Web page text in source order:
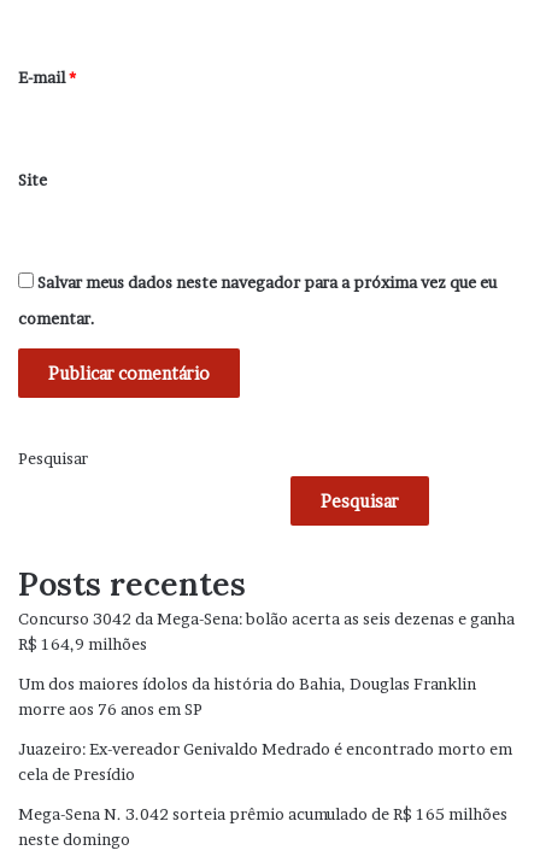
*
E-mail*
Site
Salvar meus dados neste navegador para a próxima vez que eu
comentar.
Pesquisar
Pesquisar
Posts recentes
Concurso 3042 da Mega-Sena: bolão acerta as seis dezenas e ganha
R$ 164,9 milhões
Um dos maiores ídolos da história do Bahia, Douglas Franklin
morre aos 76 anos em SP
Juazeiro: Ex-vereador Genivaldo Medrado é encontrado morto em
cela de Presídio
Mega-Sena N. 3.042 sorteia prêmio acumulado de R$ 165 milhões
neste domingo